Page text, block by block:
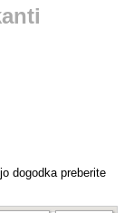
dogodka preberite